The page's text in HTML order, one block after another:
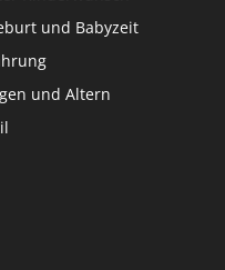
und Babyzeit
und Altern